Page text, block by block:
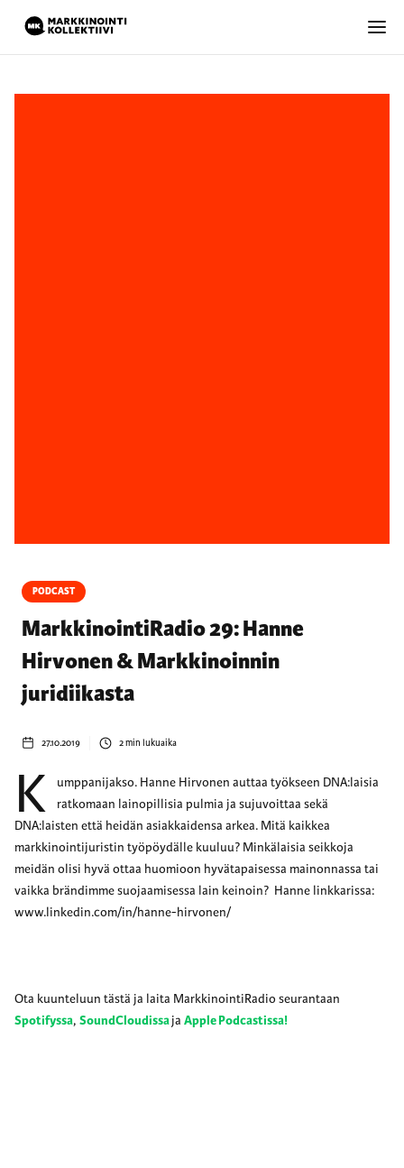
PODCAST
MarkkinointiRadio 29: Hanne
Hirvonen & Markkinoinnin
juridiikasta
27.10.2019 2min lukuaika
K
umppanijakso. Hanne Hirvonen auttaa työkseen DNA:laisia
ratkomaan lainopillisia pulmia ja sujuvoittaa sekä
DNA:laisten että heidän asiakkaidensa arkea. Mitä kaikkea
markkinointijuristin työpöydälle kuuluu? Minkälaisia seikkoja
meidän olisi hyvä ottaa huomioon hyvätapaisessa mainonnassa tai
vaikka brändimme suojaamisessa lain keinoin? Hanne linkkarissa:
www.linkedin.com/in/hanne-hirvonen/
Ota kuunteluun tästä ja laita MarkkinointiRadio seurantaan
Spotifyssa, SoundCloudissaja Apple Podcastissa!